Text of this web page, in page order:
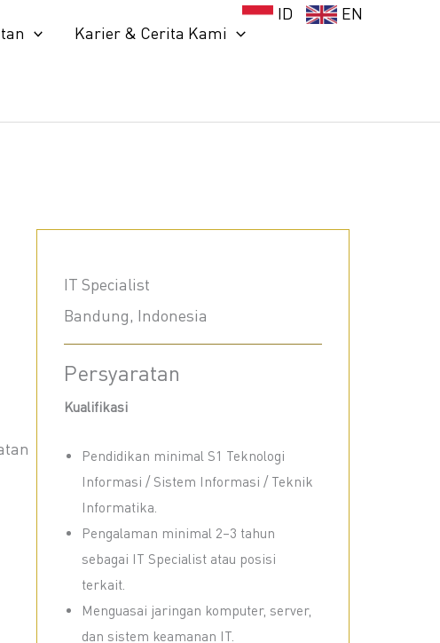
ID
EN
Karier & Cerita Kami
IT Specialist
Bandung, Indonesia
Persyaratan
Kualifikasi
Pendidikan minimal S1 Teknologi
Informasi / Sistem Informasi / Teknik
Informatika.
Pengalaman minimal 2–3 tahun
sebagai IT Specialist atau posisi
terkait.
Menguasai jaringan komputer, server,
dan sistem keamanan IT.